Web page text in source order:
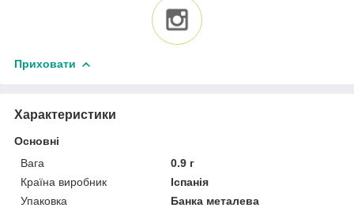
Приховати
Характеристики
Основні
Вага
0.9 г
Країна виробник
Іспанія
Упаковка
Банка металева